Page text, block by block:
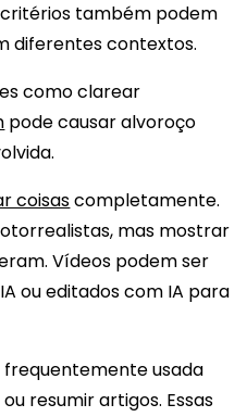
também podem
diferentes contextos.
como clarear
pode causar alvoroço
coisascompletamente.
mas mostrar
Vídeos podem ser
ou editados com IA para
usada
resumir artigos. Essas